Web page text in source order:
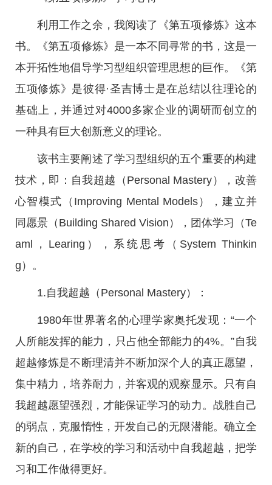
利用工作之余，我阅读了《第五项修炼》这本
书。《第五项修炼》是一本不同寻常的书，这是一
本开拓性地倡导学习型组织管理思想的巨作。《第
五项修炼》是彼得·圣吉博士是在总结以往理论的
基础上，并通过对4000多家企业的调研而创立的
一种具有巨大创新意义的理论。
该书主要阐述了学习型组织的五个重要的构建
技术，即：自我超越（Personal Mastery），改善
心智模式（Improving Mental Models），建立并
同愿景（Building Shared Vision），团体学习（Te
aml，Learing），系统思考（System Thinkin
g）。
1.自我超越（Personal Mastery）：
1980年世界著名的心理学家奥托发现：“一个
人所能发挥的能力，只占他全部能力的4%。”自我
超越修炼是不断理清并不断加深个人的真正愿望，
集中精力，培养耐力，并客观的观察显示。只有自
我超越愿望强烈，才能保证学习的动力。战胜自己
的弱点，克服惰性，开发自己的无限潜能。确立全
新的自己，在学校的学习和活动中自我超越，把学
习和工作做得更好。